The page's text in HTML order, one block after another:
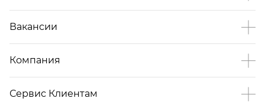
Вакансии
Компания
Сервис Клиентам